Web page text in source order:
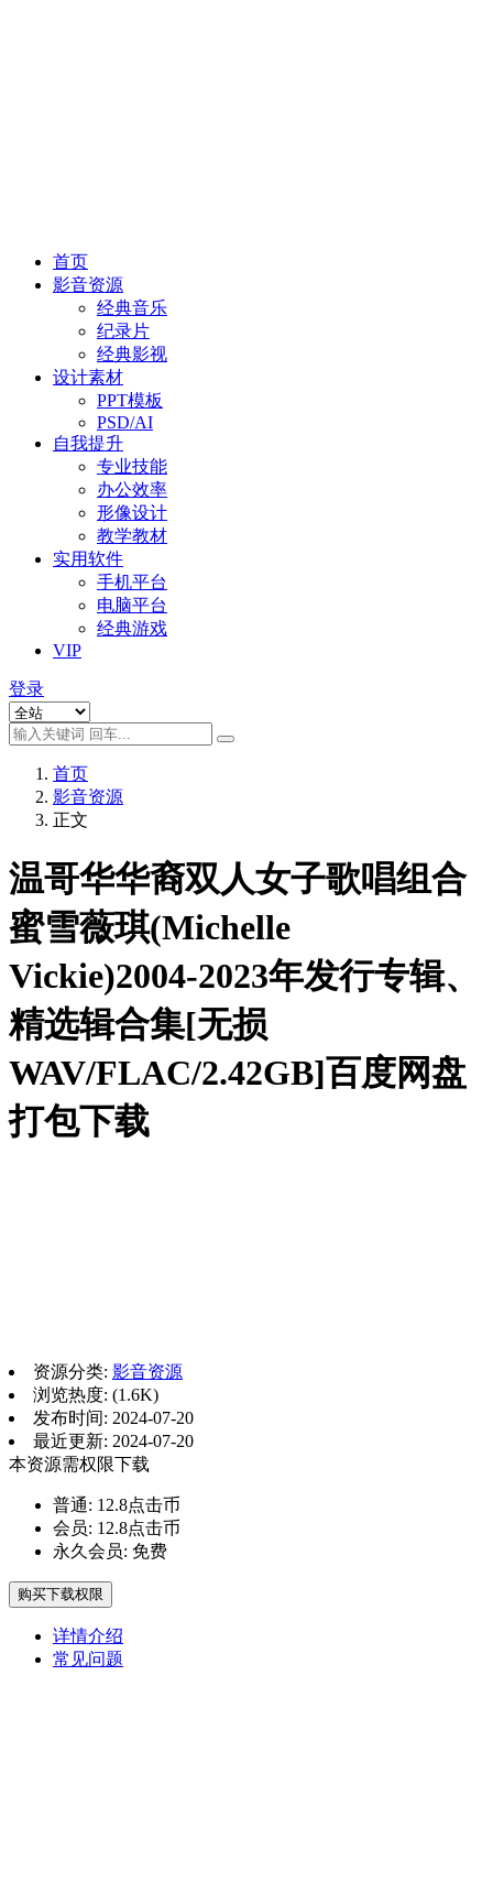
首页
影音资源
经典音乐
纪录片
经典影视
设计素材
PPT模板
PSD/AI
自我提升
专业技能
办公效率
形像设计
教学教材
实用软件
手机平台
电脑平台
经典游戏
VIP
登录
首页
影音资源
正文
温哥华华裔双人女子歌唱组合
蜜雪薇琪(Michelle
Vickie)2004-2023年发行专辑、
精选辑合集[无损
WAV/FLAC/2.42GB]百度网盘
打包下载
资源分类: 影音资源
浏览热度: (1.6K)
发布时间: 2024-07-20
最近更新: 2024-07-20
本资源需权限下载
普通: 12.8点击币
会员: 12.8点击币
永久会员: 免费
购买下载权限
详情介绍
常见问题